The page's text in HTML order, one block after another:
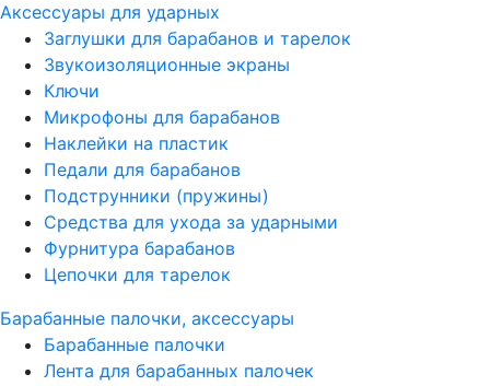
Аксессуары для ударных
Заглушки для барабанов и тарелок
Звукоизоляционные экраны
Ключи
Микрофоны для барабанов
Наклейки на пластик
Педали для барабанов
Подструнники (пружины)
Средства для ухода за ударными
Фурнитура барабанов
Цепочки для тарелок
Барабанные палочки, аксессуары
Барабанные палочки
Лента для барабанных палочек